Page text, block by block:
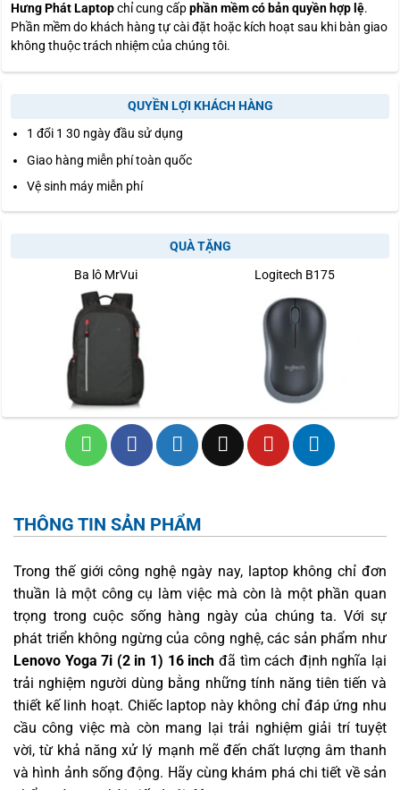
Hưng Phát Laptopchỉ cung cấpphần mềm có bản quyền hợp lệ.
Phần mềm do khách hàng tự cài đặt hoặc kích hoạt sau khi bàn giao
không thuộc trách nhiệm của chúng tôi.
QUYỀN LỢI KHÁCH HÀNG
1 đổi 1 30 ngày đầu sử dụng
Giao hàng miễn phí toàn quốc
Vệ sinh máy miễn phí
QUÀ TẶNG
Ba lô MrVui Logitech B175
THÔNG TIN SẢN PHẨM
Trong thế giới công nghệ ngày nay, laptop không chỉ đơn
thuần là một công cụ làm việc mà còn là một phần quan
trọng trong cuộc sống hàng ngày của chúng ta. Với sự
phát triển không ngừng của công nghệ, các sản phẩm như
Lenovo Yoga 7i (2 in 1) 16 inch đã tìm cách định nghĩa lại
trải nghiệm người dùng bằng những tính năng tiên tiến và
thiết kế linh hoạt. Chiếc laptop này không chỉ đáp ứng nhu
cầu công việc mà còn mang lại trải nghiệm giải trí tuyệt
vời, từ khả năng xử lý mạnh mẽ đến chất lượng âm thanh
và hình ảnh sống động. Hãy cùng khám phá chi tiết về sản